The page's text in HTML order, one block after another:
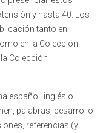
y hasta 40. Los
tanto en
en la Colección
Colección
español, inglés o
palabras, desarrollo
referencias (y